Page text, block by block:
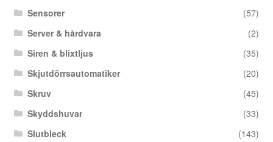
Sensorer
(57)
Server & hårdvara
(2)
Siren & blixtljus
(35)
Skjutdörrsautomatiker
(20)
Skruv
(45)
Skyddshuvar
(33)
Slutbleck
(143)